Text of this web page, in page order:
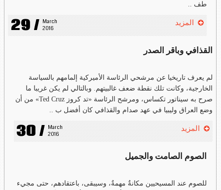
طف ..
29 / March
2016
المزيد
القذافي وباقر الصدر
لم يعرف تاريخيا عن مرشحي الرئاسة الأميركية إلمامهم بالسياسة
الخارجية، وكانت تلك نقطة ضعف غالبيتهم. وبالتالي لم يكن غريبا ما
صرح به سيناتور تكساس، ومرشح الرئاسة «تد كروز Ted Cruz» من أن
وضع العراق وليبيا في عهد صدام والقذافي كان أفضل ب ..
30 / March
2016
المزيد
الصوم الصامت والجميل
للصوم عند المسيحيين مكانةٌ مهمةٌ، وسيبقى، باعتقادهم، حتى مجيء